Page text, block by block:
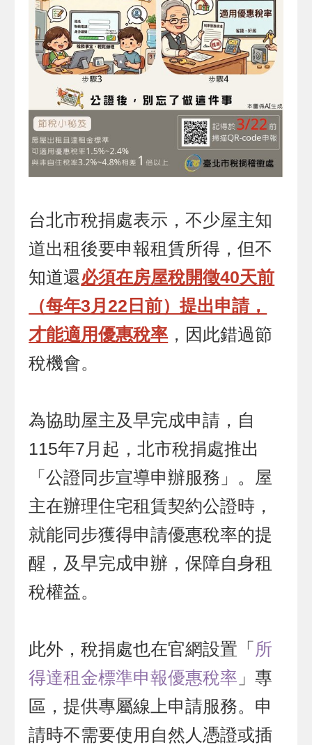
台北市稅捐處表示，不少屋主知
道出租後要申報租賃所得，但不
知道還必須在房屋稅開徵40天前
（每年3月22日前）提出申請，
才能適用優惠稅率 ，因此錯過節
稅機會。
為協助屋主及早完成申請，自
115年7月起，北市稅捐處推出
「公證同步宣導申辦服務」。屋
主在辦理住宅租賃契約公證時，
就能同步獲得申請優惠稅率的提
醒，及早完成申辦，保障自身租
稅權益。
此外，稅捐處也在官網設置「 所
得達租金標準申報優惠稅率 」專
區，提供專屬線上申請服務。申
請時不需要使用自然人憑證或插